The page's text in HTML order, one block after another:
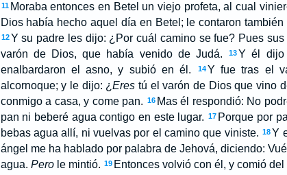
11 Moraba entonces en Betel un viejo profeta, al cual
Dios había hecho aquel día en Betel; le contaron
12 Y su padre les dijo: ¿Por cuál camino se fue? Pues
varón de Dios, que había venido de Judá.
13Y él dijo
enalbardaron el asno, y subió en él.
14Y fue tras el
alcornoque; y le dijo: ¿Eres tú el varón de Dios que vino
conmigo a casa, y come pan. 16 Mas él respondió: No
pan ni beberé agua contigo en este lugar. 17 Porque por
bebas agua allí, ni vuelvas por el camino que viniste. 18Y
ángel me ha hablado por palabra de Jehová, diciendo:
agua. Perole mintió. 19 Entonces volvió con él, y comió